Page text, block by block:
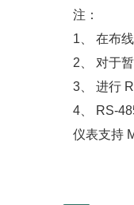
注：
1、 在布
2、 对于
3、 进行
4、 RS-
仪表支持